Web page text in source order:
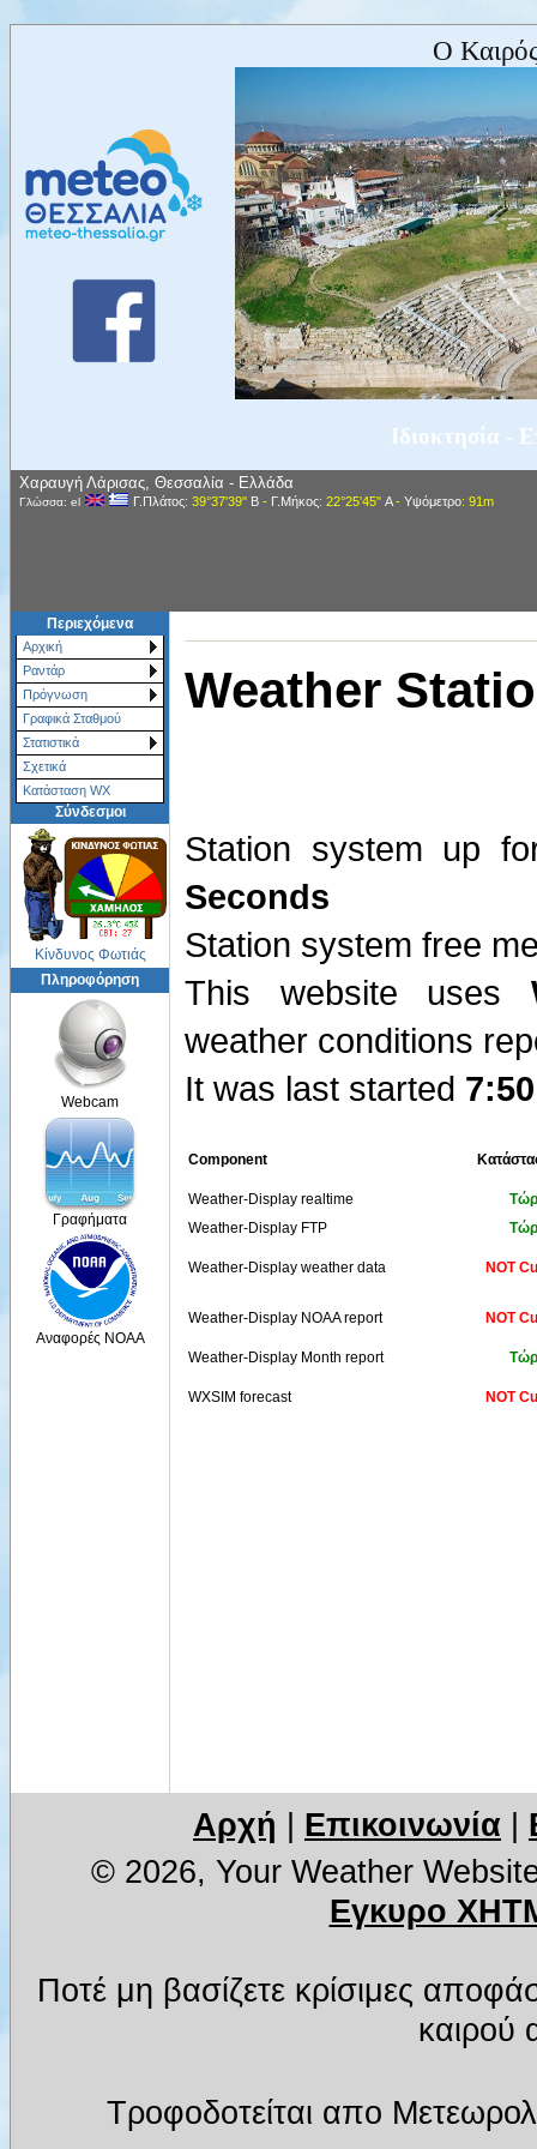
Ο
Ιδιοκτησία -
Χαραυγή Λάρισας, Θεσσαλία - Ελλάδα
Γλώσσα: el Γ.Πλάτος: 39°37'39" Β- Γ.Μήκος: 22°25'45" Α- Υψόμετρο: 91m
Περιεχόμενα
Αρχική
Ραντάρ
Πρόγνωση
Γραφικά Σταθμού
Στατιστικά
Σχετικά
Κατάσταση WX
Σύνδεσμοι
Κίνδυνος Φωτιάς
Πληροφόρηση
Webcam
Γραφήματα
Αναφορές NOAA
Weather
Station system up
Seconds
Station system free
This website uses
weather conditions
It was last started
Component
Weather-Display realtime
Weather-Display FTP
Weather-Display weather data NOT
Weather-Display NOAA report NOT
Weather-Display Month report
WXSIM forecast NOT
Αρχή Επικοινωνία
© 2026, Your Weather
Εγκυρο
Ποτέ μη βασίζετε κρίσιμες
καιρού
Τροφοδοτείται απο